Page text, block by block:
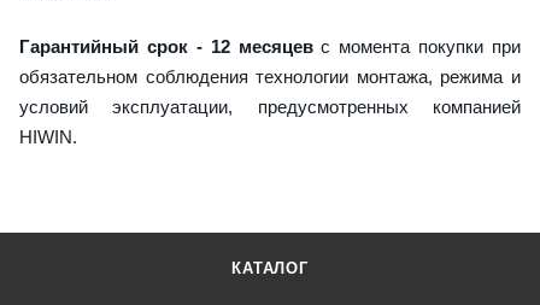
Гарантийный срок - 12 месяцевс момента покупки при
обязательном соблюдения технологии монтажа, режима и
условий эксплуатации, предусмотренных компанией
HIWIN.
КАТАЛОГ